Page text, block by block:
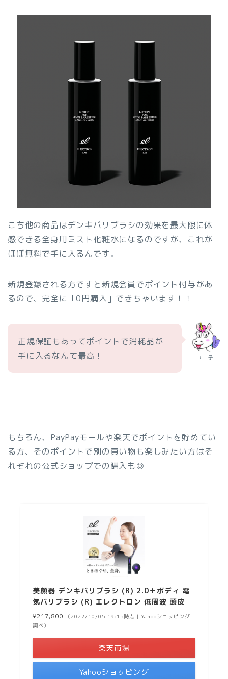
こち他の商品はデンキバリブラシの効果を最大限に体
感できる全身用ミスト化粧水になるのですが、これが
ほぼ無料で手に入るんです。
新規登録される方ですと新規会員でポイント付与があ
るので、完全に「0円購入」できちゃいます！！
ユニ子
正規保証もあってポイントで消耗品が
手に入るなんて最高！
もちろん、PayPayモールや楽天でポイントを貯めてい
る方、そのポイントで別の買い物も楽しみたい方はそ
れぞれの公式ショップでの購入も◎
美顔器 デンキバリブラシ (R) 2.0＋ボディ 電
気バリブラシ (R) エレクトロン 低周波 頭皮
¥217,800
（2022/10/05 19:15時点 | Yahooショッピング
調べ）
楽天市場
Yahooショッピング